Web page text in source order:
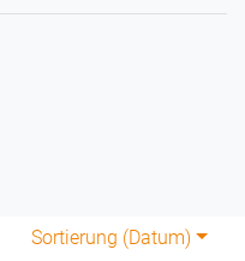
Sortierung (Datum)